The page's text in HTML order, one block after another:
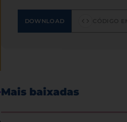
DOWNLOAD
Mais baixadas